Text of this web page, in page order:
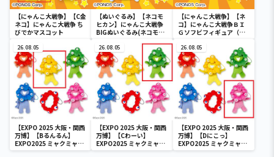
【にゃんこ大戦争】【C金
ネコ】にゃんこ大戦争 ち
びでかマスコット
【ぬいぐるみ】【ネコモ
ヒカン】にゃんこ大戦争
BIGぬいぐるみ(ネコモヒ
【にゃんこ大戦争】【ネ
コ】にゃんこ大戦争ＢＩ
Ｇソフビフィギュア（ネ
26.08.05
【EXPO 2025 大阪・関西
万博】【Bるんるん】
EXPO2025 ミャクミャク
カラフルゴム紐付きぬい
26.08.05
【EXPO 2025 大阪・関西
万博】【Cわーい】
EXPO2025 ミャクミャク
カラフルゴム紐付きぬい
26.08.05
【EXPO 2025 大阪・関西
万博】【Dにこっ】
EXPO2025 ミャクミャク
カラフルゴム紐付きぬい